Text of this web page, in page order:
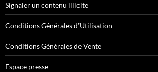
Signaler un contenu illicite
Conditions Générales d’Utilisation
Conditions Générales de Vente
Espace presse